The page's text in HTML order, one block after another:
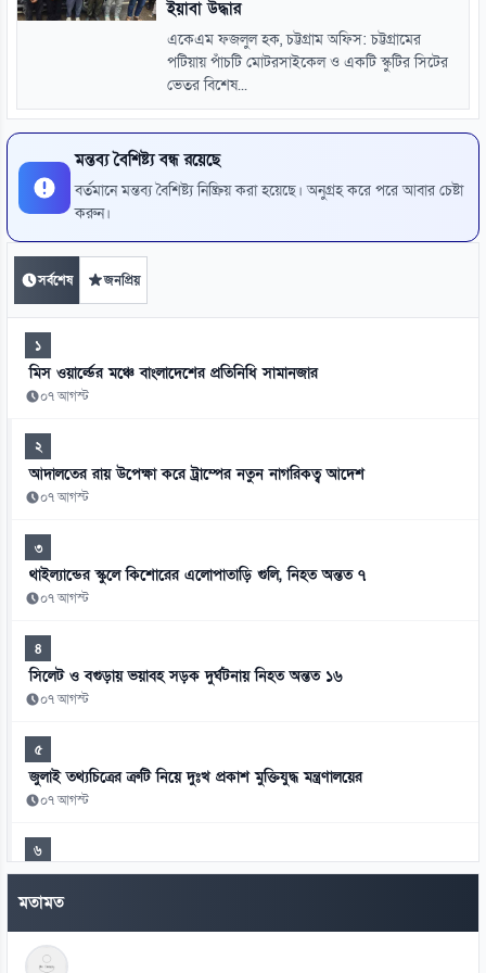
ইয়াবা উদ্ধার
একেএম ফজলুল হক, চট্টগ্রাম অফিস: চট্টগ্রামের
পটিয়ায় পাঁচটি মোটরসাইকেল ও একটি স্কুটির সিটের
ভেতর বিশেষ...
মন্তব্য বৈশিষ্ট্য বন্ধ রয়েছে
বর্তমানে মন্তব্য বৈশিষ্ট্য নিষ্ক্রিয় করা হয়েছে। অনুগ্রহ করে পরে আবার চেষ্টা
করুন।
সর্বশেষ জনপ্রিয়
১
মিস ওয়ার্ল্ডের মঞ্চে বাংলাদেশের প্রতিনিধি সামানজার
০৭ আগস্ট
২
আদালতের রায় উপেক্ষা করে ট্রাম্পের নতুন নাগরিকত্ব আদেশ
০৭ আগস্ট
৩
থাইল্যান্ডের স্কুলে কিশোরের এলোপাতাড়ি গুলি, নিহত অন্তত ৭
০৭ আগস্ট
৪
সিলেট ও বগুড়ায় ভয়াবহ সড়ক দুর্ঘটনায় নিহত অন্তত ১৬
০৭ আগস্ট
৫
জুলাই তথ্যচিত্রের ত্রুটি নিয়ে দুঃখ প্রকাশ মুক্তিযুদ্ধ মন্ত্রণালয়ের
০৭ আগস্ট
৬
হাসিনাকে এই সুযোগ ভারত কেন দিল—স্বরাষ্ট্রমন্ত্রীর প্রশ্ন
০৭ আগস্ট
৭
মতামত